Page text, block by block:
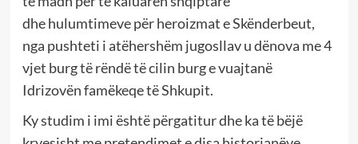
dhe hulumtimeve përheroizmat eSkënderbeut,
nga pushteti i atëhershëm jugosllavu dënova me4
vjet burg të rëndëtë cilin burg e vuajtanë
Idrizovënfamëkeqe të Shkupit.
Ky studim i imi është përgatitur dhe ka të bëjë